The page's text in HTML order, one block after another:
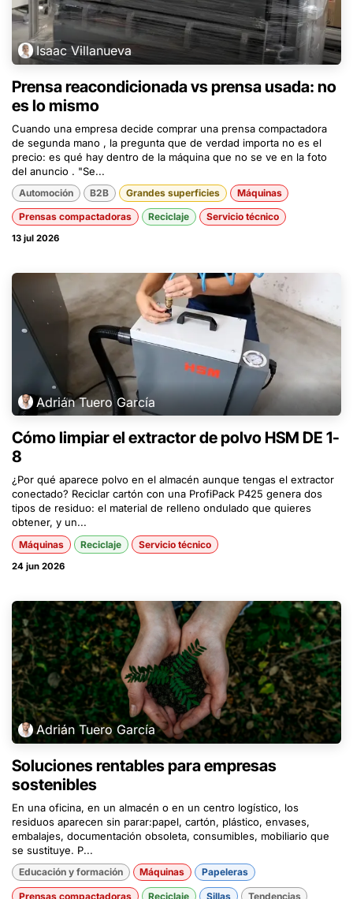
Isaac Villanueva
Prensa reacondicionada vs prensa usada: no
es lo mismo
Cuando una empresa decide comprar una prensa compactadora
de segunda mano , la pregunta que de verdad importa no es el
precio: es qué hay dentro de la máquina que no se ve en la foto
del anuncio . "Se...
Automoción B2B Grandes superficies Máquinas
Prensas compactadoras Reciclaje Servicio técnico
13 jul 2026
Adrián Tuero García
Cómo limpiar el extractor de polvo HSM DE 1-
8
¿Por qué aparece polvo en el almacén aunque tengas el extractor
conectado? Reciclar cartón con una ProfiPack P425 genera dos
tipos de residuo: el material de relleno ondulado que quieres
obtener, y un...
Máquinas Reciclaje Servicio técnico
24 jun 2026
Adrián Tuero García
Soluciones rentables para empresas
sostenibles
En una oficina, en un almacén o en un centro logístico, los
residuos aparecen sin parar:papel, cartón, plástico, envases,
embalajes, documentación obsoleta, consumibles, mobiliario que
se sustituye. P...
Educación y formación Máquinas Papeleras
Prensas compactadoras Reciclaje Sillas Tendencias